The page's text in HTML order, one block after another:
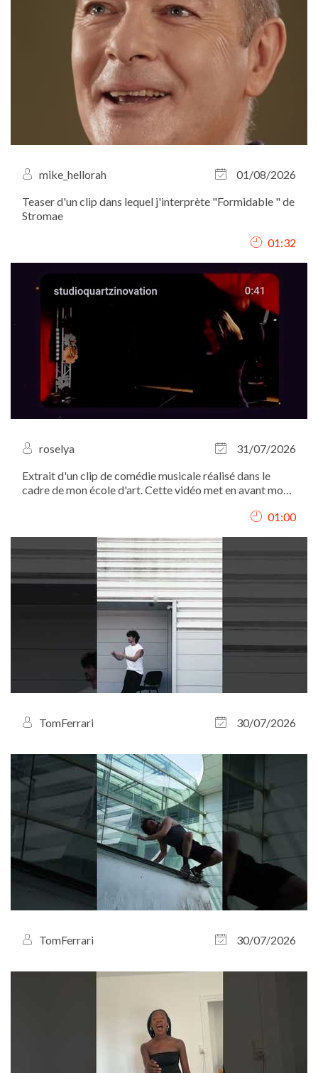
mike_hellorah
01/08/2026
Teaser d'un clip dans lequel j'interprète "Formidable " de
Stromae
01:32
roselya
31/07/2026
Extrait d'un clip de comédie musicale réalisé dans le
cadre de mon école d'art. Cette vidéo met en avant mon
01:00
TomFerrari 30/07/2026
TomFerrari 30/07/2026